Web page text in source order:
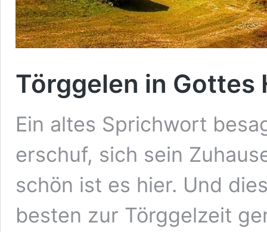
Törggelen in Gottes
Ein altes Sprichwort
erschuf, sich sein
schön ist es hier. Und
besten zur Törggelzeit